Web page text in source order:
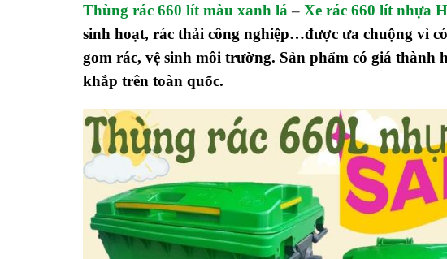
Thùng rác 660 lít màu xanh lá – Xe rác 660 lít nhựa
sinh hoạt, rác thải công nghiệp…được ưa chuộng vì
gom rác, vệ sinh môi trường. Sản phẩm có giá thành
khắp trên toàn quốc.